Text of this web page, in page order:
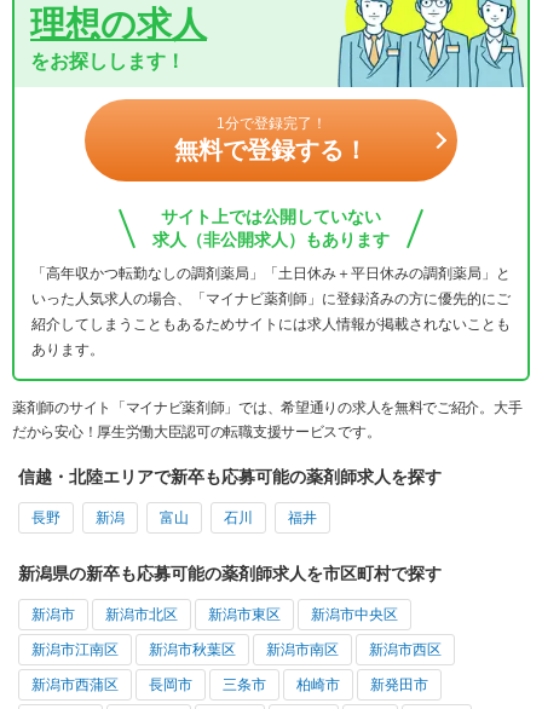
理想の求人
をお探しします！
1分で登録完了！
無料で登録する！
サイト上では公開していない
求人（非公開求人）もあります
「高年収かつ転勤なしの調剤薬局」「土日休み＋平日休みの調剤薬局」と
いった人気求人の場合、「マイナビ薬剤師」に登録済みの方に優先的にご
紹介してしまうこともあるためサイトには求人情報が掲載されないことも
あります。
薬剤師のサイト「マイナビ薬剤師」では、希望通りの求人を無料でご紹介。大手
だから安心！厚生労働大臣認可の転職支援サービスです。
信越・北陸エリアで新卒も応募可能の薬剤師求人を探す
長野 新潟 富山 石川 福井
新潟県の新卒も応募可能の薬剤師求人を市区町村で探す
新潟市 新潟市北区 新潟市東区 新潟市中央区
新潟市江南区 新潟市秋葉区 新潟市南区 新潟市西区
新潟市西蒲区 長岡市 三条市 柏崎市 新発田市